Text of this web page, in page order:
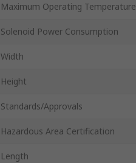
Maximum Operating Temperature
Solenoid Power Consumption
Width
Height
Standards/Approvals
Hazardous Area Certification
Length